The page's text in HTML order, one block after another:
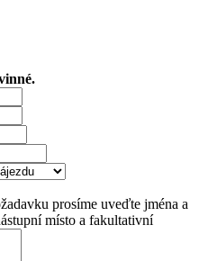
prosíme uveďte jména a
místo a fakultativní